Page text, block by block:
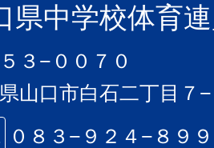
県中学校体育
３−００７０
山口市白石二丁目７
０８３−９２４−８９